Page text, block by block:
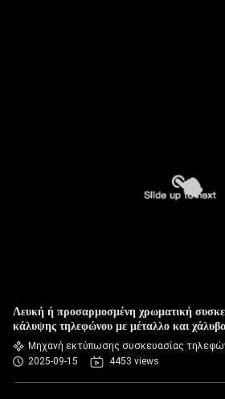
Λευκή ή προσαρμοσμένη χρωματική
κάλυψης τηλεφώνου με μέταλλο και
πληρωμής μετρητών
Μηχανή εκτύπωσης συσκευασίας
2025-09-15
4453 views